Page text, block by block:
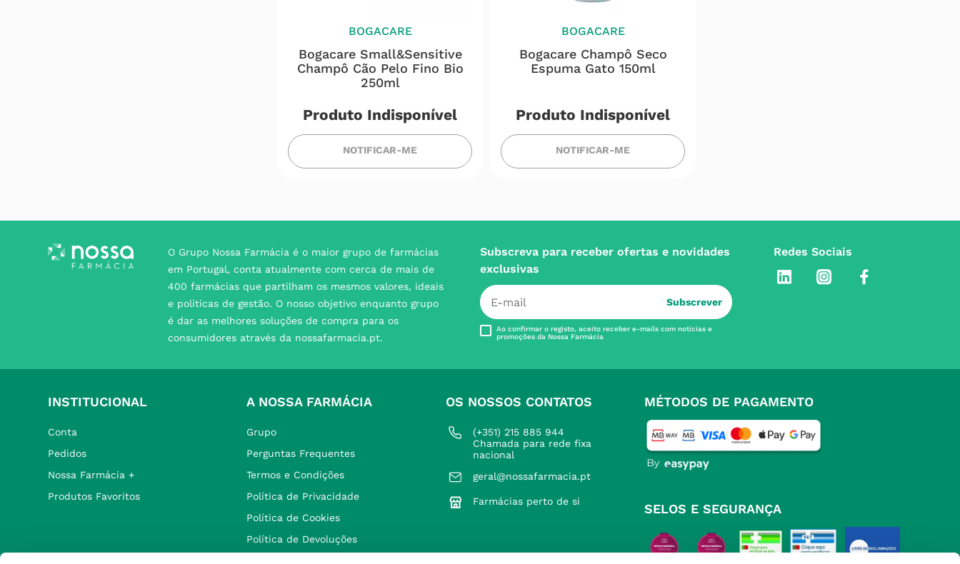
BOGACARE
Bogacare Small&sensitive
Champô Cão Pelo Fino Bio
250ml
Produto Indisponível
NOTIFICAR-ME
BOGACARE
Bogacare Champô Seco
Espuma Gato 150ml
Produto Indisponível
NOTIFICAR-ME
O Grupo Nossa Farmácia é o maior grupo de farmácias
em Portugal, conta atualmente com cerca de mais de
400 farmácias que partilham os mesmos valores, ideais
e políticas de gestão. O nosso objetivo enquanto grupo
é dar as melhores soluções de compra para os
consumidores através da nossafarmacia.pt.
Subscreva para receber ofertas e novidades
exclusivas
Subscrever
Ao confirmar o registo, aceito receber e-mails com notícias e
promoções da Nossa Farmácia
Redes Sociais
INSTITUCIONAL
Conta
Pedidos
Nossa Farmácia +
Produtos Favoritos
A NOSSA FARMÁCIA
Grupo
Perguntas Frequentes
Termos e Condições
Política de Privacidade
Política de Cookies
Política de Devoluções
OS NOSSOS CONTATOS
(+351) 215 885 944
Chamada para rede fixa
nacional
geral@nossafarmacia.pt
Farmácias perto de si
MÉTODOS DE PAGAMENTO
SELOS E SEGURANÇA